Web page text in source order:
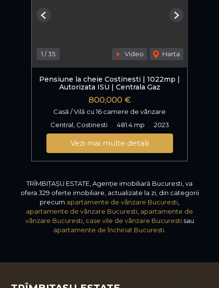
1 /35 Video Harta
Previous Next
Pensiune la cheie Costinesti | 1022mp |
Autorizata ISU | Centrala Gaz
800,000 €
Casă / Vilă cu 16 camere de vânzare
Central, Costinesti
481.4 mp 2023
Vezi mai multe detalii
TRÎMBIȚAȘU ESTATE, Agenție imobiliară Bucuresti, va
ofera 329 oferte imobiliare, actualizate la zi, din categorii
precum apartamente de vânzare Bucuresti
apartamente de vânzare Bucuresti apartamente de
vânzare Bucuresti, case vile de vânzare Bucurestisau
apartamente de închiriat Bucuresti